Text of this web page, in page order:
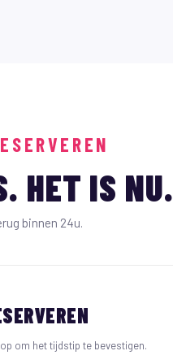
HET IS NU.
binnen 24u.
om het tijdstip te bevestigen.